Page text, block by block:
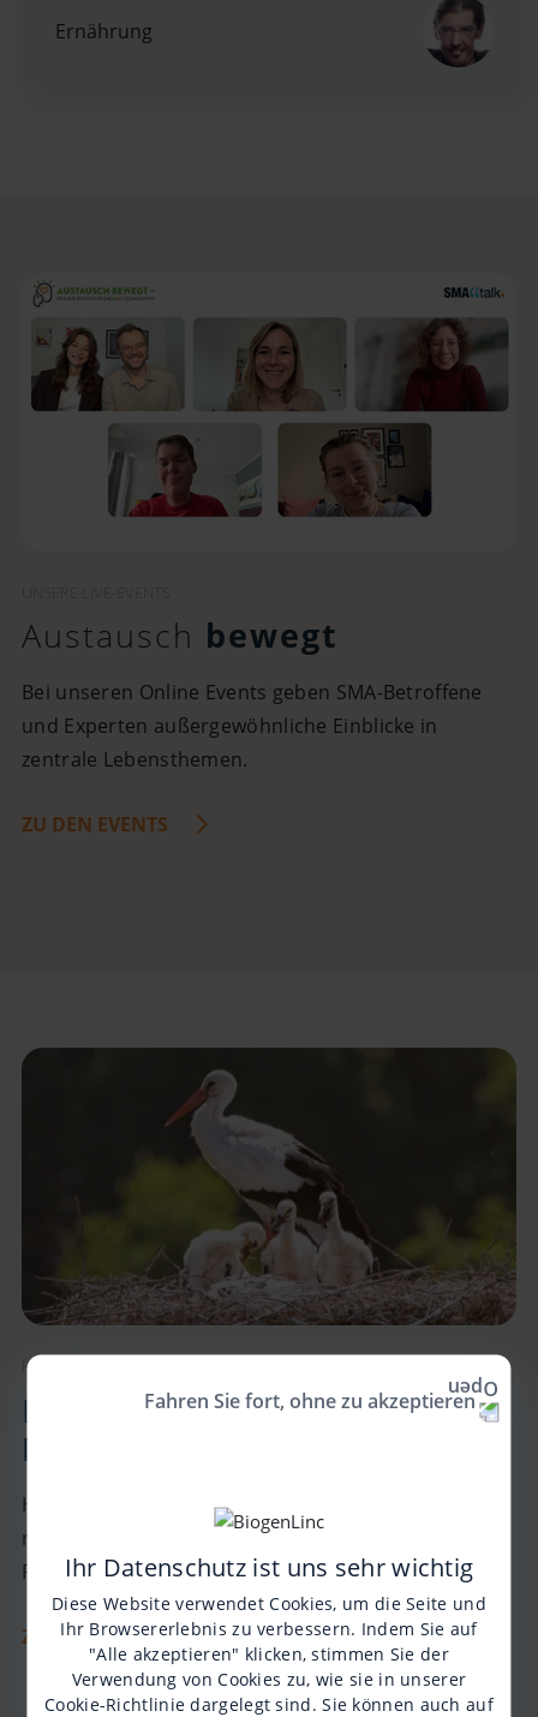
Ihr Datenschutz ist uns sehr wichtig
Diese Website verwendet Cookies, um die Seite und
Ihr Browsererlebnis zu verbessern. Indem Sie auf
"Alle akzeptieren" klicken, stimmen Sie der
Verwendung von Cookies zu, wie sie in unserer
Cookie-Richtlinie dargelegt sind. Sie können auch auf
Fahren Sie fort, ohne zu akzeptieren
Ernährung
Austausch bewegt
Bei unseren Online Events geben SMA-Betroffene
und Experten außergewöhnliche Einblicke in
zentrale Lebensthemen.
ZU DEN EVENTS
FAMILIE
Beiträge zur
Familienplanung
Hier findest du Erfahrungsberichte von Betroffenen
rund um das Thema Kinderwunsch,
Familienplanung und Geschwister.
ZU DEN BEITRÄGEN